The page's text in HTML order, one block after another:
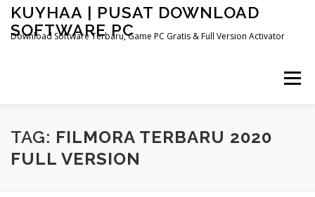
Skip
content
KUYHAA | PUSAT DOWNLOAD
SOFTWARE PC
Download Software Terbaru, Game PC Gratis & Full Version Activator
Menu
HOME CATEGORIES ABOUT US
TAG: FILMORA TERBARU 2020
FULL VERSION